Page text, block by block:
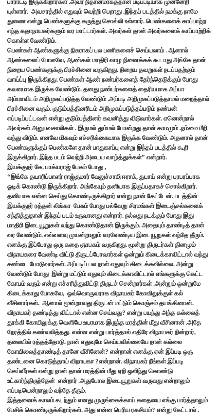
பாராட்டி இருக்கிறார்கள் .அவர் நிதானமாகத்தான் படிப்படியாக முன்னேறி
யுள்ளார். அவசரத்தில் எதுவும் வெற்றி பெறாது .இந்தப் படத்தில் நமக்கு நாமே
துணை என்று பெண்களுக்கு கருத்து சொல்லி உள்ளார். பெண்களைக் காப்பாற்ற
எந்த கதாநாயகர்களும் வர மாட்டார்கள். அவர்கள் தான் அவர்களைக் காப்பாற்றிக்
கொள்ள வேண்டும்.
பெண்கள் ஆண்களுக்கு நிகராகப் பல பணிகளைச் செய்யலாம் . ஆனால்
ஆண்களைப் போலவே, ஆண்கள் மாதிரி வாழ நினைக்கக் கூடாது அங்கே தான்
நிறைய பெண்களுக்கு பிரச்சினை வருகிறது. நிறைய தவறுகள் நடப்பதற்கும்
வாய்ப்பு இருக்கிறது. பெண்கள் ஆண் நண்பர்களைத் தேர்ந்தெடுக்கும் போது
கவனமாக இருக்க வேண்டும். தனது நண்பர்களைத் தைரியமாக அப்பா
அம்மாவிடம் அறிமுகப்படுத்த வேண்டும் .அப்படி அறிமுகப்படுத்தாமல் மறைத்தால்
பிரச்சினை வரும். குடும்பத்தினரிடம் அறிமுகப்படுத்தப்படும் நண்பன்
எப்படிப்பட்டவன் என்று குடும்பத்தினர் கவனித்து விடுவார்கள். ஏனென்றால்
அவர்கள் அனுபவசாலிகள் . இருமல் தும்மல் போன்றது தான் காமமும் .நம்மை மீறி
வந்து விடும். எனவே மிகவும் எச்சரிக்கையாக இருக்க வேண்டும். அதனால் தான்
பெண்களுக்குப் பெண்களே தான் பாதுகாப்பு என்று இந்தப் படத்தில் கூறி
இருக்கிறார். இந்த படம் வெற்றி அடைய வாழ்த்துக்கள்” என்றார்.
இயக்குநர் கே. பாக்யராஜ் பேசும் போது ,
“இங்கே தயாரிப்பாளர் ராஜ்குமார் வேலுச்சாமி ஈராக், துபாய் என்று பரபரப்பாக
ஓடிக் கொண்டு இருக்கிறார். அங்கேயும் தனியாக இருப்பதாகச் சொல்கிறார்.
தனியாக என்ன செய்து கொண்டிருக்கிறார் என்று நான் கேட்டேன். படத்தின்
இயக்குநர் ரத்தன் லிங்கா பேசும் போது பல்வேறு சிரமங்கள் இடைஞ்சல்களைக்
சந்தித்துதான் இந்தப் படம் உருவானது என்றார். நல்லது நடக்கும் போது இது
மாதிரி இடையூறுகள் வந்து கொண்டுதான் இருக்கும். அதையும் தாண்டித் தான்
வர வேண்டும். எவ்வளவு முயன்றாலும் வரவேண்டிய இடையூறுகள் வந்தே தீரும்.
எனக்கு இப்போது ஒரு கதை ஞாபகம் வருகிறது. மூன்று திருடர்கள் தினமும்
விநாயகரை வேண்டி விட்டு திருடப்போவார்கள் ஒன்றும் கிடைக்காவிட்டால் வந்து
சண்டை போடுவார்கள். அப்படிப் பல நாள் எதுவும் கிடைக்கவில்லை. அன்று
வேண்டும் போது இன்று மட்டும் எதுவும் கிடைக்காவிட்டால் எங்களுக்கு கெட்ட
கோபம் வரும் என்று எச்சரித்துவிட்டு திருடச் சென்றார்கள் .அன்றும் ஒன்றுமே
கிடைக்காது போகவே, ஒவ்வொருவராக விநாயகர் கோவிலுக்குள் கல்
வீசினார்கள். ஆனால் மூன்றாவது திருடன் மட்டும் கொஞ்சம் தயங்கினான்.
விநாயகர் தண்டித்து விட்டால் என்ன செய்வது? என்று பயந்து அந்த கல்லைத்
தூக்கி கோயிலுக்கு வெளியே உயரமாக இருந்த மரத்தின் மீது வீசினான் .அதே
நேரத்தில் கண்வலித்தது. என்ன என்று பார்த்தால் எதிரே விநாயகர் நின்றார்,
தலையில் ரத்தத்தோடு. நான் எதுவுமே செய்யவில்லையே நான் கல்லை
கோயிலைத்தாண்டித் தானே வீசினேன்? என்றான் எனக்கு ஏன் இப்படி ஒரு
தண்டனை கொடுத்தாய் விநாயகா ?என்றான். விநாயகர் நீங்கள் இப்படி
செய்வீர்கள் என்று நான் தான் மரத்தின் மீது ஏறி ஒளிந்து கொண்டு
உட்கார்ந்திருந்தேன் என்றார் .அதுபோல இடையூறுகள் வருவது என்றாலும்
எப்படியென்றாலும் வந்தே தீரும்.
இத்தனைக் காலம் கடந்தும் எனது முருங்கைக்காய் கதையை எங்கு பார்த்தாலும்
பேசிக் கொண்டிருக்கிறார்கள். அது என்ன பெரிய ரகசியம்? என்று கேட்டால் .